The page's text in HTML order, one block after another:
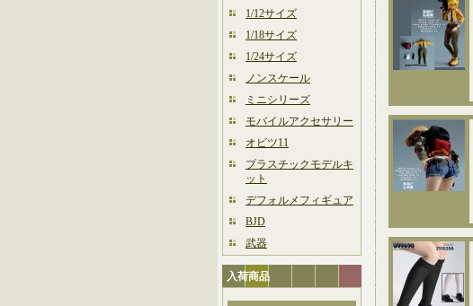
1/12サイズ
1/18サイズ
1/24サイズ
ノンスケール
ミニシリーズ
モバイルアクセサリー
オビツ11
プラスチックモデルキ
ット
デフォルメフィギュア
BJD
武器
入荷商品